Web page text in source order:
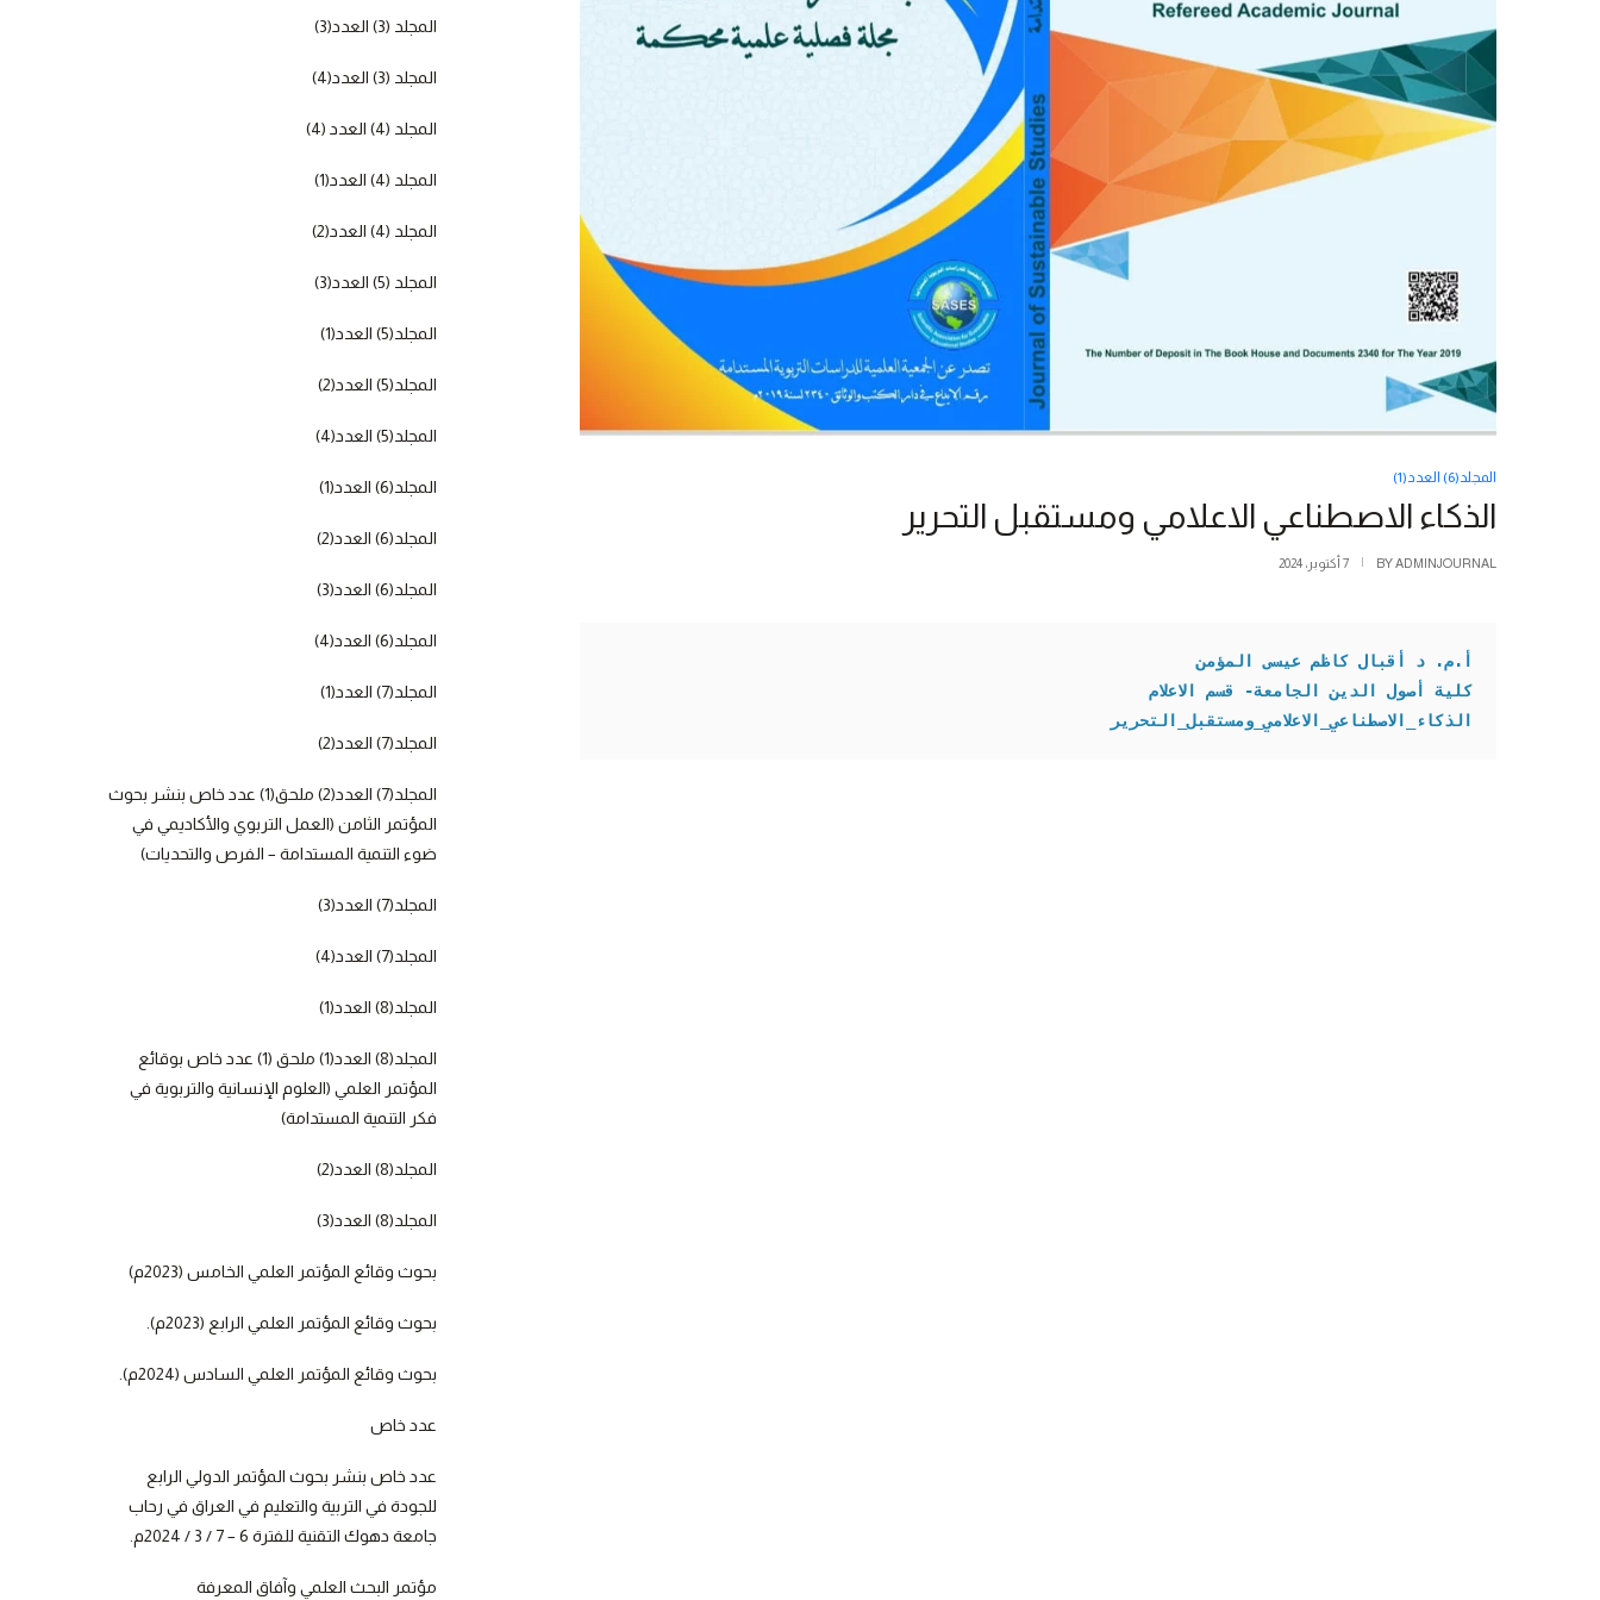
المجلد (3) العدد(3)
المجلد (3) العدد(4)
المجلد (4) العدد (4)
المجلد (4) العدد(1)
المجلد (4) العدد(2)
المجلد (5) العدد(3)
المجلد(5) العدد(1)
المجلد(5) العدد(2)
المجلد(5) العدد(4)
المجلد(6) العدد(1)
المجلد(6) العدد(2)
المجلد(6) العدد(3)
المجلد(6) العدد(4)
المجلد(7) العدد(1)
المجلد(7) العدد(2)
المجلد(7) العدد(2) ملحق(1) عدد خاص بنشر بحوث
المؤتمر الثامن (العمل التربوي والأكاديمي في
ضوء التنمية المستدامة – الفرص والتحديات)
المجلد(7) العدد(3)
المجلد(7) العدد(4)
المجلد(8) العدد(1)
المجلد(8) العدد(1) ملحق (1) عدد خاص بوقائع
المؤتمر العلمي (العلوم الإنسانية والتربوية في
فكر التنمية المستدامة)
المجلد(8) العدد(2)
المجلد(8) العدد(3)
بحوث وقائع المؤتمر العلمي الخامس (2023م)
بحوث وقائع المؤتمر العلمي الرابع (2023م).
بحوث وقائع المؤتمر العلمي السادس (2024م).
عدد خاص
عدد خاص بنشر بحوث المؤتمر الدولي الرابع
للجودة في التربية والتعليم في العراق في رحاب
جامعة دهوك التقنية للفترة 6 – 7 / 3 / 2024م.
مؤتمر البحث العلمي وآفاق المعرفة
المجلد(6) العدد(1)
الذكاء الاصطناعي الاعلامي ومستقبل التحرير
BYADMINJOURNAL 7 أكتوبر، 2024
أ.م. د أقبال كاظم عيسى المؤمن
كلية أصول الدين الجامعة- قسم الاعلام
الذكاء_الاصطناعي_الاعلامي_ومستقبل_التحرير